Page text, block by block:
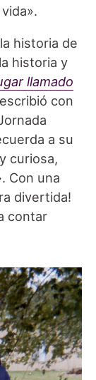
historia de
historia y
llamado
con
a su
curiosa,
Con una
divertida!
contar